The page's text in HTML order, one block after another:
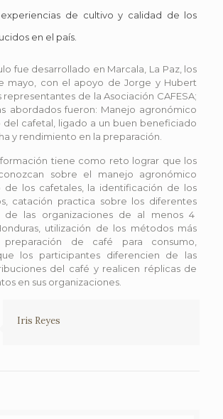
de cultivo y calidad de los
en el país.
fue desarrollado en Marcala, La Paz, los
mayo, con el apoyo de Jorge y Hubert
representantes de la Asociación CAFESA;
abordados fueron: Manejo agronómico
cafetal, ligado a un buen beneficiado
y rendimiento en la preparación.
tiene como reto lograr que los
sobre el manejo agronómico
de los cafetales, la identificación de los
catación practica sobre los diferentes
las organizaciones de al menos 4
utilización de los métodos más
de café para consumo,
los participantes diferencien de las
del café y realicen réplicas de
en sus organizaciones.
Iris Reyes